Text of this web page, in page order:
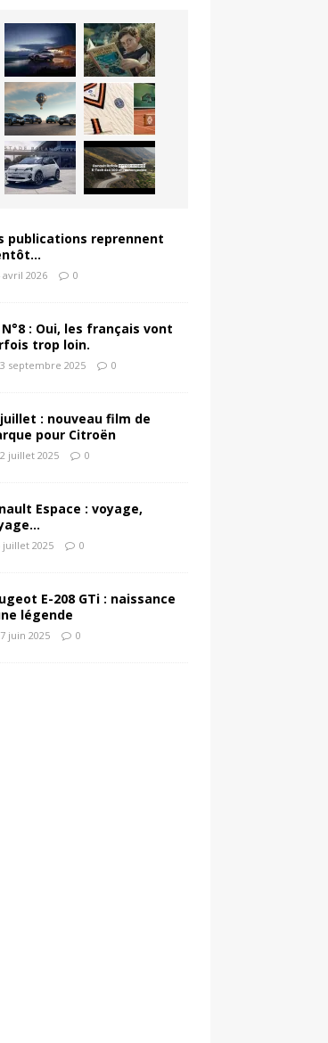
publications reprennent
avril 2026 0
N°8 : Oui, les français vont
trop loin.
septembre 2025 0
juillet : nouveau film de
pour Citroën
juillet 2025 0
Espace : voyage,
juillet 2025 0
E-208 GTi : naissance
légende
juin 2025 0